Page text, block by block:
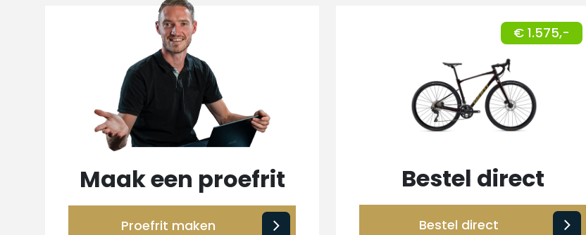
Maak een proefrit
Proefrit maken
€ 1.575,-
Bestel direct
Bestel direct